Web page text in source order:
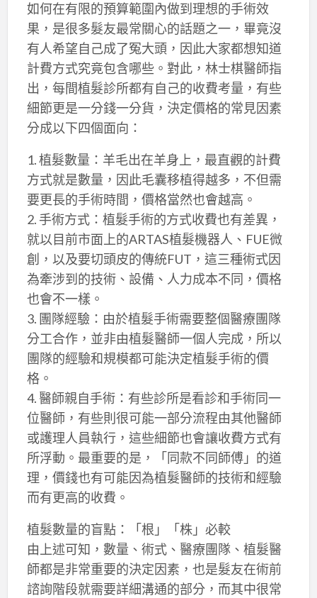
如何在有限的預算範圍內做到理想的手術效
果，是很多髮友最常關心的話題之一，畢竟沒
有人希望自己成了冤大頭，因此大家都想知道
計費方式究竟包含哪些。對此，林士棋醫師指
出，每間植髮診所都有自己的收費考量，有些
細節更是一分錢一分貨，決定價格的常見因素
分成以下四個面向：
1. 植髮數量：羊毛出在羊身上，最直觀的計費
方式就是數量，因此毛囊移植得越多，不但需
要更長的手術時間，價格當然也會越高。
2. 手術方式：植髮手術的方式收費也有差異，
就以目前市面上的ARTAS植髮機器人、FUE微
創，以及要切頭皮的傳統FUT，這三種術式因
為牽涉到的技術、設備、人力成本不同，價格
也會不一樣。
3. 團隊經驗：由於植髮手術需要整個醫療團隊
分工合作，並非由植髮醫師一個人完成，所以
團隊的經驗和規模都可能決定植髮手術的價
格。
4. 醫師親自手術：有些診所是看診和手術同一
位醫師，有些則很可能一部分流程由其他醫師
或護理人員執行，這些細節也會讓收費方式有
所浮動。最重要的是，「同款不同師傅」的道
理，價錢也有可能因為植髮醫師的技術和經驗
而有更高的收費。
植髮數量的盲點：「根」「株」必較
由上述可知，數量、術式、醫療團隊、植髮醫
師都是非常重要的決定因素，也是髮友在術前
諮詢階段就需要詳細溝通的部分，而其中很常